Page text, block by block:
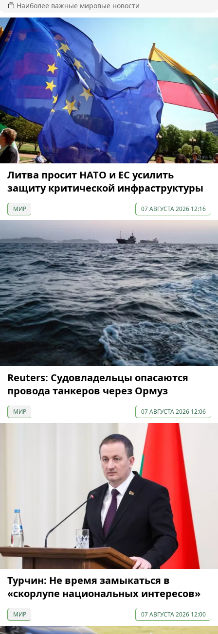
Наиболее важные мировые новости
Литва просит НАТО и ЕС усилить
защиту критической инфраструктуры
МИР 07 АВГУСТА 2026 12:16
Reuters: Судовладельцы опасаются
провода танкеров через Ормуз
МИР 07 АВГУСТА 2026 12:06
Турчин: Не время замыкаться в
«скорлупе национальных интересов»
МИР 07 АВГУСТА 2026 12:00